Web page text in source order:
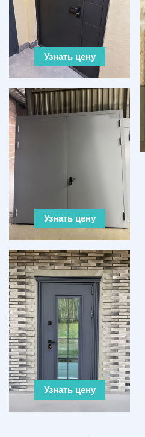
Узнать цену
Узнать цену
Узнать цену